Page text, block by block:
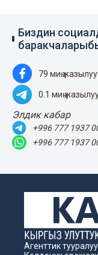
Биздин
79 миң
0.1 миң
Элдик кабар
+996 777 1937
+996 777 1937
Агенттик тууралуу